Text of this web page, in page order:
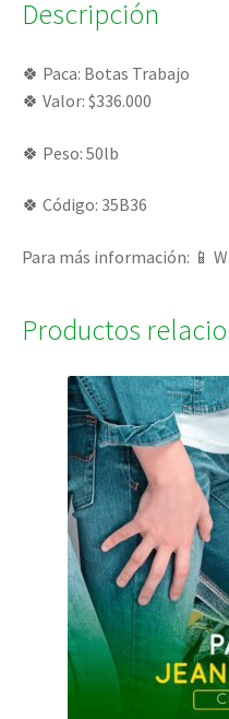
Descripción
🍀 Paca: Botas Trabajo
🍀 Valor: $336.000
🍀 Peso: 50lb
🍀 Código: 35B36
Para más información: 📱
Productos